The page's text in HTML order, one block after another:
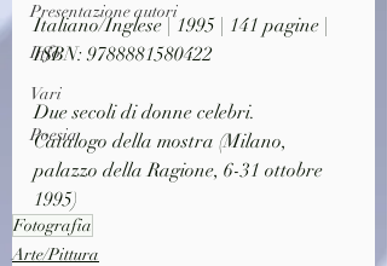
Presentazione autori
Info
Vari
Poesia
Italiano/Inglese | 1995 | 141 pagine |
ISBN: 9788881580422
Due secoli di donne celebri.
Catalogo della mostra (Milano,
palazzo della Ragione, 6-31 ottobre
1995)
Fotografia
Arte/Pittura